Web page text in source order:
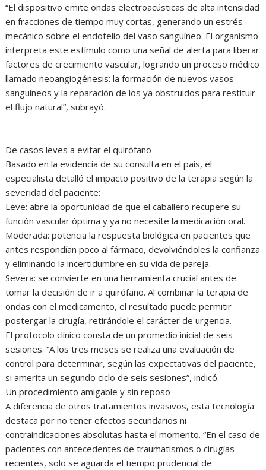
“El dispositivo emite ondas electroacústicas de alta intensidad
en fracciones de tiempo muy cortas, generando un estrés
mecánico sobre el endotelio del vaso sanguíneo. El organismo
interpreta este estímulo como una señal de alerta para liberar
factores de crecimiento vascular, logrando un proceso médico
llamado neoangiogénesis: la formación de nuevos vasos
sanguíneos y la reparación de los ya obstruidos para restituir
el flujo natural”, subrayó.
De casos leves a evitar el quirófano
Basado en la evidencia de su consulta en el país, el
especialista detalló el impacto positivo de la terapia según la
severidad del paciente:
Leve: abre la oportunidad de que el caballero recupere su
función vascular óptima y ya no necesite la medicación oral.
Moderada: potencia la respuesta biológica en pacientes que
antes respondían poco al fármaco, devolviéndoles la confianza
y eliminando la incertidumbre en su vida de pareja.
Severa: se convierte en una herramienta crucial antes de
tomar la decisión de ir a quirófano. Al combinar la terapia de
ondas con el medicamento, el resultado puede permitir
postergar la cirugía, retirándole el carácter de urgencia.
El protocolo clínico consta de un promedio inicial de seis
sesiones. “A los tres meses se realiza una evaluación de
control para determinar, según las expectativas del paciente,
si amerita un segundo ciclo de seis sesiones”, indicó.
Un procedimiento amigable y sin reposo
A diferencia de otros tratamientos invasivos, esta tecnología
destaca por no tener efectos secundarios ni
contraindicaciones absolutas hasta el momento. “En el caso de
pacientes con antecedentes de traumatismos o cirugías
recientes, solo se aguarda el tiempo prudencial de